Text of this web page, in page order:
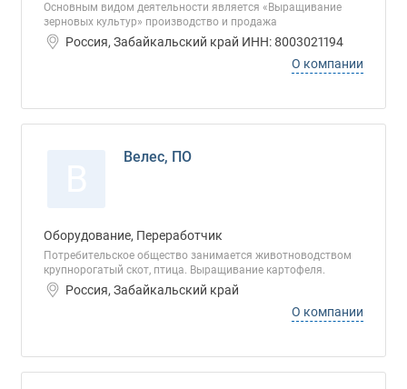
Основным видом деятельности является «Выращивание
зерновых культур» производство и продажа
Россия, Забайкальский край ИНН: 8003021194
О компании
Велес, ПО
Оборудование, Переработчик
Потребительское общество занимается животноводством
крупнорогатый скот, птица. Выращивание картофеля.
Россия, Забайкальский край
О компании